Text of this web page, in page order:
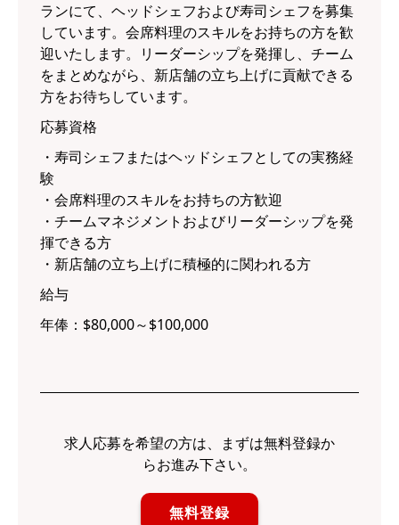
ランにて、ヘッドシェフおよび寿司シェフを募集
しています。会席料理のスキルをお持ちの方を歓
迎いたします。リーダーシップを発揮し、チーム
をまとめながら、新店舗の立ち上げに貢献できる
方をお待ちしています。
応募資格
・寿司シェフまたはヘッドシェフとしての実務経
験
・会席料理のスキルをお持ちの方歓迎
・チームマネジメントおよびリーダーシップを発
揮できる方
・新店舗の立ち上げに積極的に関われる方
給与
年俸：$80,000～$100,000
求人応募を希望の方は、まずは無料登録か
らお進み下さい。
無料登録